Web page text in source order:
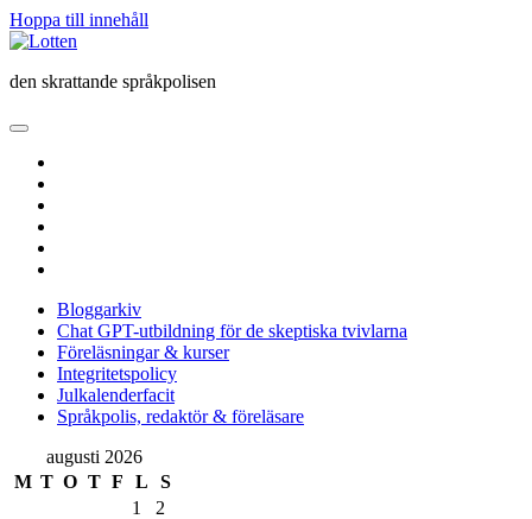
Hoppa till innehåll
Lotten
den skrattande språkpolisen
öppna
meny
Bloggarkiv
Chat GPT-utbildning för de skeptiska tvivlarna
Föreläsningar & kurser
Integritetspolicy
Julkalenderfacit
Språkpolis, redaktör & föreläsare
Sidopanel
augusti 2026
M T O T F L
S
1
2